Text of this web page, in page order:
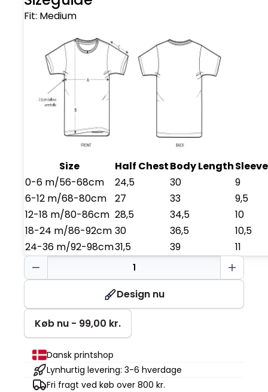
Fit: Medium
Size Half ChestBody Length
0-6 m/56-68cm
24,5 30
9
6-12 m/68-80cm
27 33
9,5
12-18 m/80-86cm 28,5 34,5
10
18-24 m/86-92cm 30 36,5
10,5
24-36 m/92-98cm31,5 39
11
Baby
T-
antal
Design nu
Køb nu - 99,00 kr.
Dansk printshop
Lynhurtig levering: 3-6 hverdage
Fri fragt ved køb over 800 kr.